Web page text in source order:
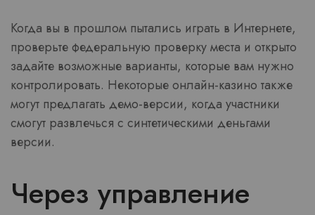
Когда вы в прошлом пытались играть в Интернете,
проверьте федеральную проверку места и открыто
задайте возможные варианты, которые вам нужно
контролировать. Некоторые онлайн-казино также
могут предлагать демо-версии, когда участники
смогут развлечься с синтетическими деньгами
версии.
Через управление